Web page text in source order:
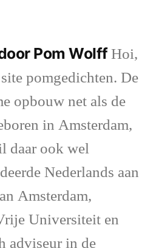
Pom WolffHoi,
pomgedichten. De
opbouw net als de
in Amsterdam,
daar ook wel
Nederlands aan
Amsterdam,
Universiteit en
adviseur in de